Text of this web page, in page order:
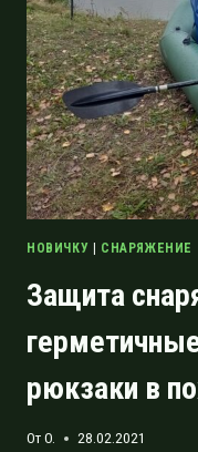
НОВИЧКУ СНАРЯЖЕНИЕ
Защита
рюкзаки в
ОтO. 28.02.2021